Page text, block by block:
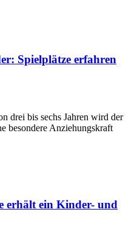
Spielplätze erfahren
drei bis sechs Jahren wird der
besondere Anziehungskraft
erhält ein Kinder- und